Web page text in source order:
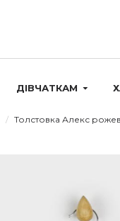
ДІВЧАТКАМ
Толстовка Алекс